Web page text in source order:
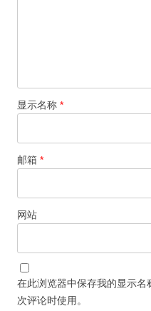
显示名称 *
邮箱 *
网站
在此浏览器中保存我的显示
次评论时使用。